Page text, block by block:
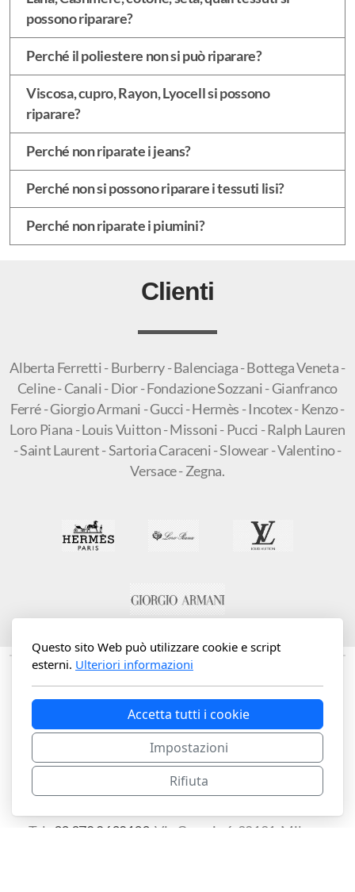
possono riparare?
Perché il poliestere non si può riparare?
Viscosa, cupro, Rayon, Lyocell si possono
riparare?
Perché non riparate i jeans?
Perché non si possono riparare i tessuti lisi?
Perché non riparate i piumini?
Clienti
Alberta Ferretti - Burberry - Balenciaga - Bottega Veneta -
Celine - Canali - Dior - Fondazione Sozzani - Gianfranco
Ferré - Giorgio Armani - Gucci - Hermès - Incotex - Kenzo -
Loro Piana - Louis Vuitton - Missoni - Pucci - Ralph Lauren
- Saint Laurent - Sartoria Caraceni - Slowear - Valentino -
Versace - Zegna.
Tel +39 378 0698199 , Via Cernaia 6, 20121, Milano.
Questo sito Web può utilizzare cookie e script
esterni. Ulteriori informazioni
Accetta tutti i cookie
Impostazioni
Rifiuta